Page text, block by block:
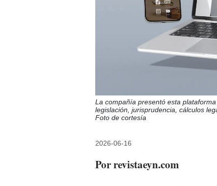
La compañía presentó esta
legislación, jurisprudencia, cálculos
Foto de cortesía
2026-06-16
Por revistaeyn.com